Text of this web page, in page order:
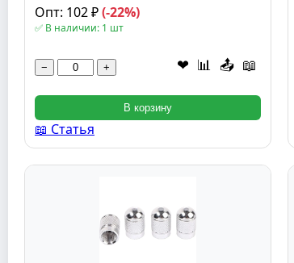
Опт: 102 ₽(-22%)
✅ В наличии: 1 шт
− + ❤ 📊 📤 📖
В корзину
📖 Статья